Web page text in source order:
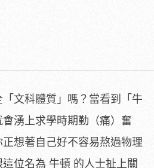
文科體質」嗎？當看到「牛
湧上求學時期勤（痛）奮
正想著自己好不容易熬過物理
位名為 牛頓 的人士扯上關